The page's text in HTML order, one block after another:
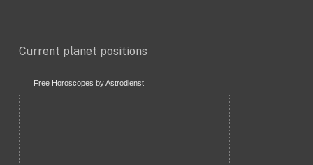
Current planet positions
Free Horoscopes by Astrodienst